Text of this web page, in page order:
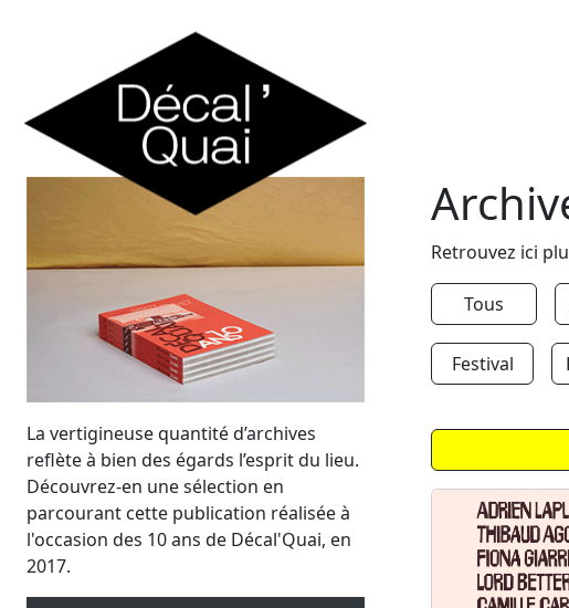
La vertigineuse quantité d’archives
reflète à bien des égards l’esprit du lieu.
Découvrez-en une sélection en
parcourant cette publication réalisée à
l'occasion des 10 ans de Décal'Quai, en
2017.
Retrouvez ici
Tous
Festival